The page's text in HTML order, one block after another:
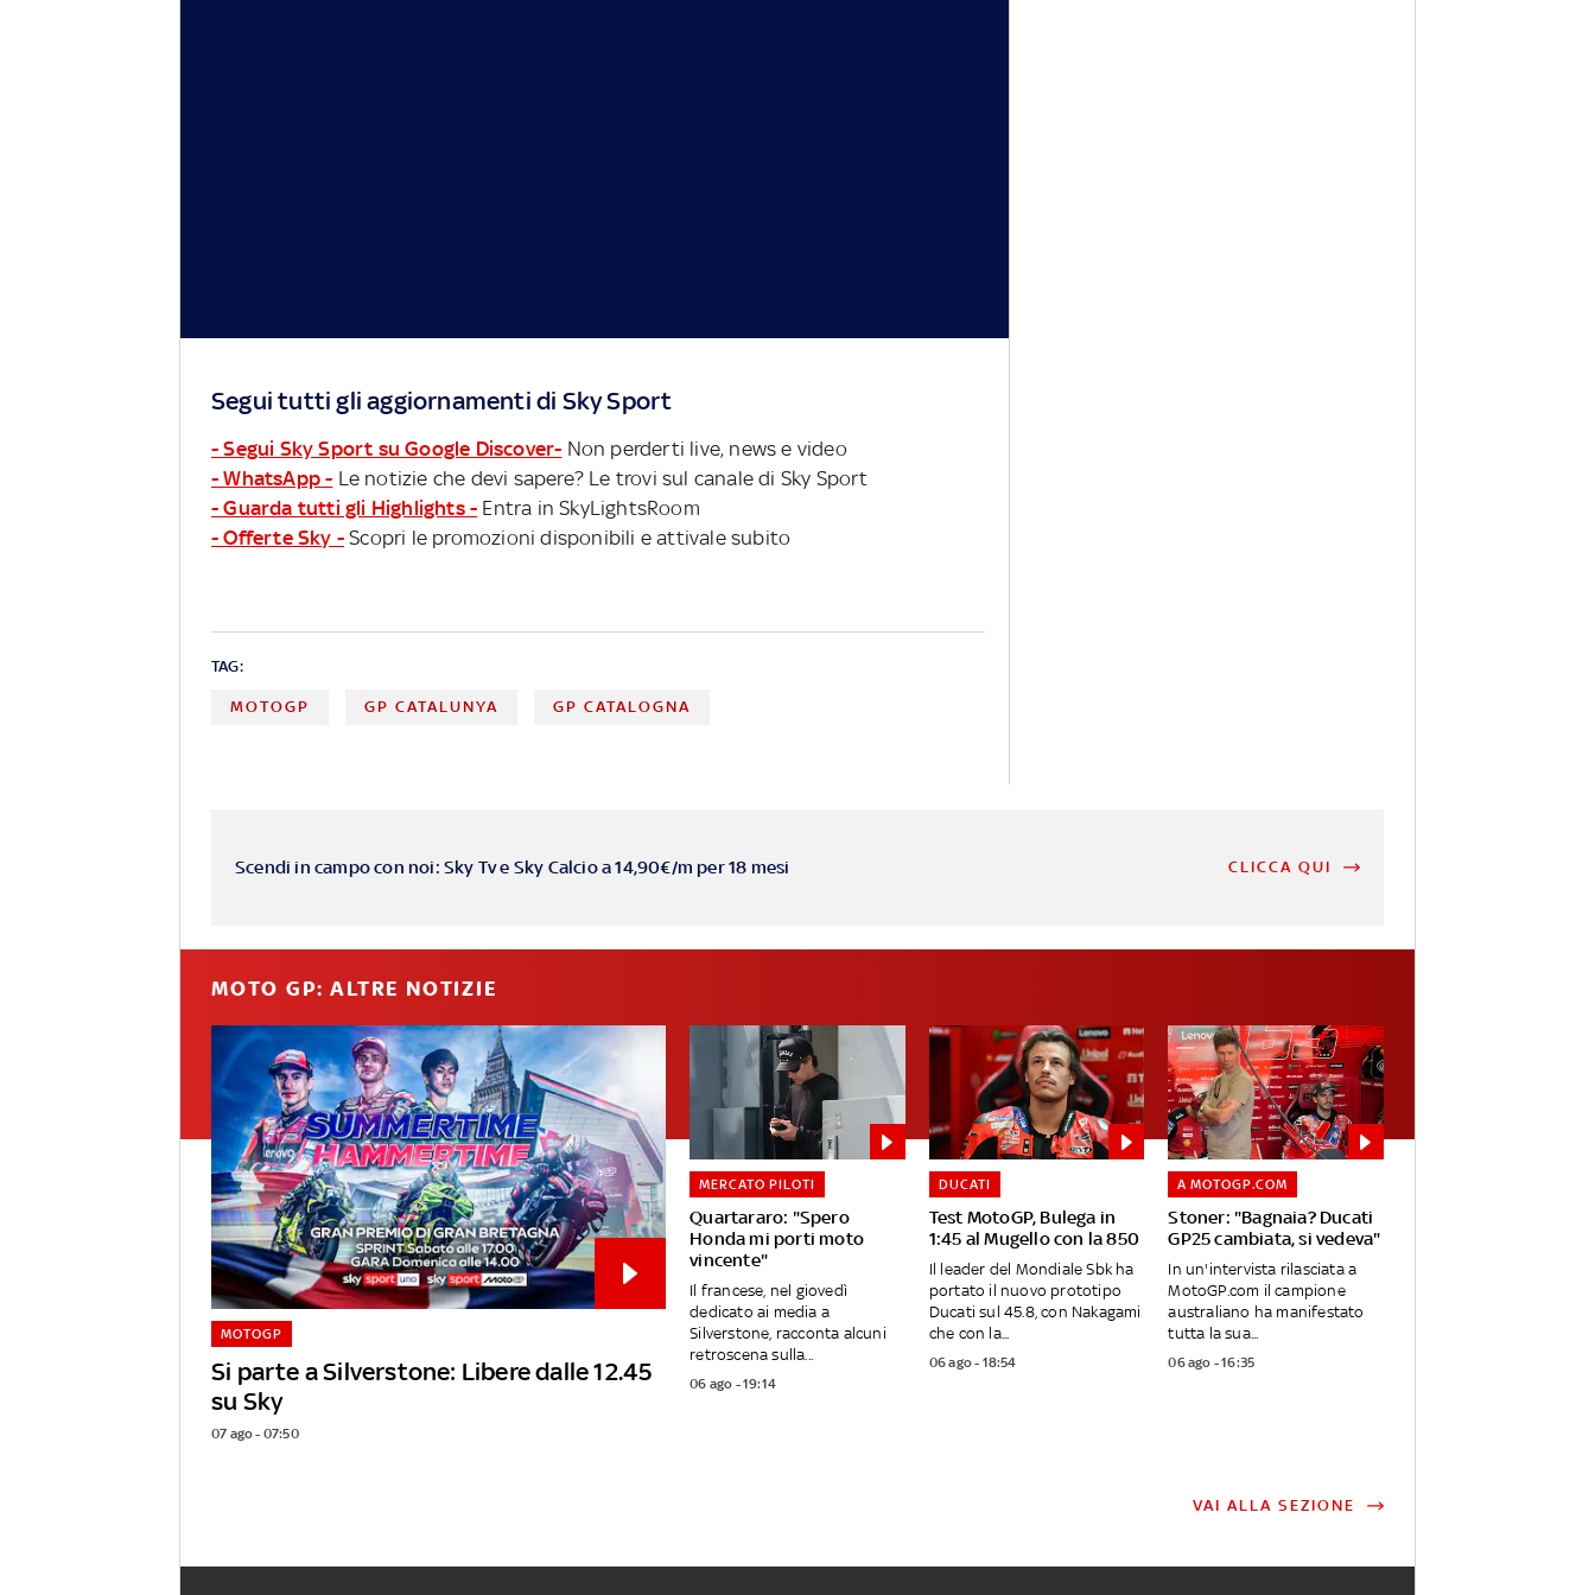
Segui tutti gli aggiornamenti di Sky Sport
- Segui Sky Sport su Google Discover- Non perderti live, news e video
- WhatsApp - Le notizie che devi sapere? Le trovi sul canale di Sky Sport
- Guarda tutti gli Highlights - Entra in SkyLightsRoom
- Offerte Sky - Scopri le promozioni disponibili e attivale subito
TAG:
MOTOGP GP CATALUNYA GP CATALOGNA
Scendi in campo con noi: Sky Tv e Sky Calcio a 14,90€/m per 18 mesi CLICCA QUI
MOTO GP: ALTRE NOTIZIE
Si parte a Silverstone: Libere dalle 12.45
su Sky
MOTOGP
07 ago - 07:50
Quartararo: "Spero
Honda mi porti moto
vincente"
MERCATO PILOTI
Il francese, nel giovedì
dedicato ai media a
Silverstone, racconta alcuni
retroscena sulla...
06 ago - 19:14
Test MotoGP, Bulega in
1:45 al Mugello con la 850
DUCATI
Il leader del Mondiale Sbk ha
portato il nuovo prototipo
Ducati sul 45.8, con Nakagami
che con la...
06 ago - 18:54
Stoner: "Bagnaia? Ducati
GP25 cambiata, si vedeva"
A MOTOGP.COM
In un'intervista rilasciata a
MotoGP.com il campione
australiano ha manifestato
tutta la sua...
06 ago - 16:35
VAI ALLA SEZIONE